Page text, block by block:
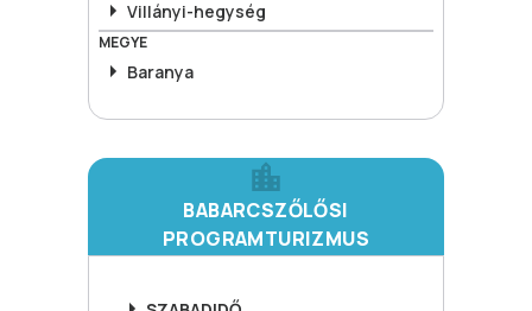
Villányi-hegység
MEGYE
Baranya
BABARCSZŐLŐSI
PROGRAMTURIZMUS